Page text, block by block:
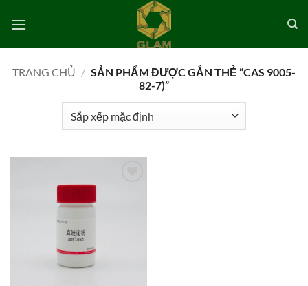
qua
TRANG CHỦ / SẢN PHẨM ĐƯỢC GẮN THẺ “CAS 9005-
82-7)”